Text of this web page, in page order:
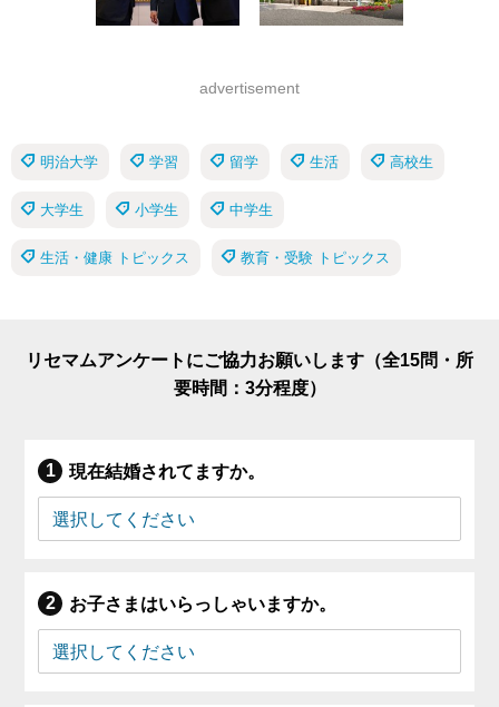
advertisement
明治大学 学習 留学 生活 高校生
大学生 小学生 中学生
生活・健康 トピックス 教育・受験 トピックス
リセマムアンケートにご協力お願いします（全15問・所
要時間：3分程度）
現在結婚されてますか。
お子さまはいらっしゃいますか。